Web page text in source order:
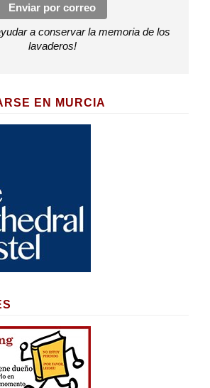
Enviar por correo
a conservar la memoria de los
lavaderos!
EN MURCIA